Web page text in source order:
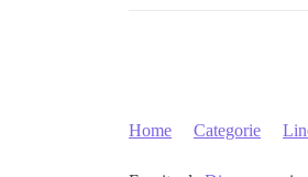
Home Categorie